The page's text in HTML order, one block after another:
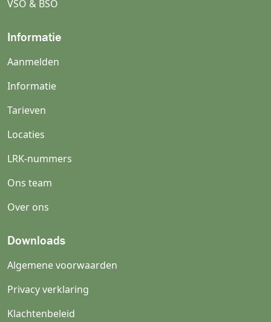
VSO & BSO
Informatie
Aanmelden
Informatie
Tarieven
Locaties
LRK-nummers
Ons team
Over ons
Downloads
Algemene voorwaarden
Privacy verklaring
Klachtenbeleid